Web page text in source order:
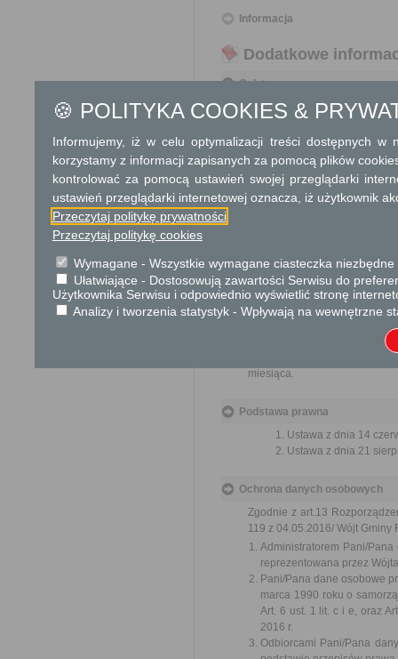
Informacja
Dodatkowe
Opłata
Wniosek o ustanowienie
Tryb odwoławczy
Odwołanie wnosi się do
który ją wydał. O
Przedmiotem skargi może
ich pracowników, naruszenie
spraw.
Przedmiotem wniosku
usprawnienie pracy i
miesiąca.
Podstawa prawna
Ustawa z dnia 14
Ustawa z dnia 21
Ochrona danych osobowych
Zgodnie z art.13
119 z 04.05.2016/ Wójt Gminy
Administratorem Pani/
reprezentowana przez
Pani/Pana dane osobowe
marca 1990 roku o
Art. 6 ust. 1 lit. c i e, oraz
2016 r.
Odbiorcami Pani/Pana
🍪 POLITYKA COOKIES &
Informujemy, iż w celu optymalizacji treści dostępnych w
korzystamy z informacji zapisanych za pomocą plików
kontrolować za pomocą ustawień swojej przeglądarki
ustawień przeglądarki internetowej oznacza, iż użytkownik
Przeczytaj politykę prywatności
Przeczytaj politykę cookies
Wymagane - Wszystkie wymagane ciasteczka
Ułatwiające - Dostosowują zawartości Serwisu do
Użytkownika Serwisu i odpowiednio wyświetlić stronę
Analizy i tworzenia statystyk - Wpływają na wewnętrzne